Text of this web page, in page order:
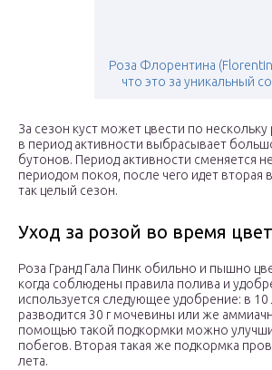
Роза Флорентина
что это за уникальный
За сезон куст может цвести по нескольку
в период активности выбрасывает
бутонов. Период активности сменяется
периодом покоя, после чего идет вторая
так целый сезон.
Уход за розой во время
Роза Гранд Гала Пинк обильно и пышно
когда соблюдены правила полива и
используется следующее удобрение: в 10
разводится 30 г мочевины или же
помощью такой подкормки можно
побегов. Вторая такая же подкормка
лета.